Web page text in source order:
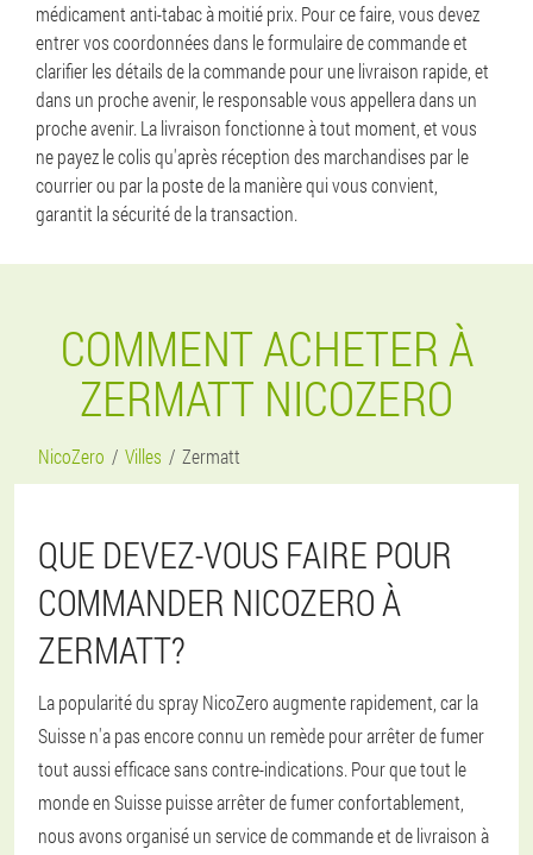
médicament anti-tabac à moitié prix. Pour ce faire, vous devez
entrer vos coordonnées dans le formulaire de commande et
clarifier les détails de la commande pour une livraison rapide, et
dans un proche avenir, le responsable vous appellera dans un
proche avenir. La livraison fonctionne à tout moment, et vous
ne payez le colis qu'après réception des marchandises par le
courrier ou par la poste de la manière qui vous convient,
garantit la sécurité de la transaction.
COMMENT ACHETER À
ZERMATT NICOZERO
NicoZero Villes Zermatt
QUE DEVEZ-VOUS FAIRE POUR
COMMANDER NICOZERO À
ZERMATT?
La popularité du spray NicoZero augmente rapidement, car la
Suisse n'a pas encore connu un remède pour arrêter de fumer
tout aussi efficace sans contre-indications. Pour que tout le
monde en Suisse puisse arrêter de fumer confortablement,
nous avons organisé un service de commande et de livraison à